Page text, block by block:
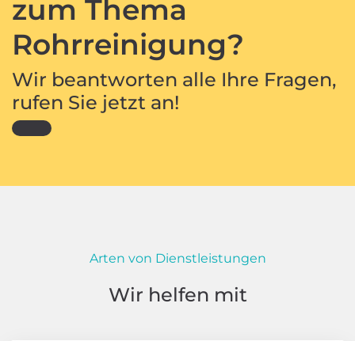
zum Thema
Rohrreinigung?
Wir beantworten alle Ihre Fragen,
rufen Sie jetzt an!
Arten von Dienstleistungen
Wir helfen mit